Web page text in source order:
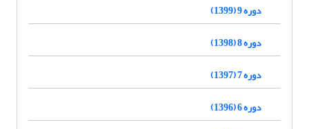
دوره 9 (1399)
دوره 8 (1398)
دوره 7 (1397)
دوره 6 (1396)